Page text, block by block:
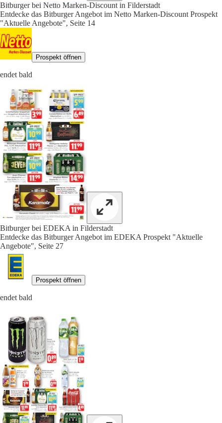
Bitburger bei Netto Marken-Discount in Filderstadt
Entdecke das Bitburger Angebot im Netto Marken-Discount Prospekt
"Aktuelle Angebote", Seite 14
Prospekt öffnen
endet bald
Bitburger bei EDEKA in Filderstadt
Entdecke das Bitburger Angebot im EDEKA Prospekt "Aktuelle
Angebote", Seite 27
Prospekt öffnen
endet bald